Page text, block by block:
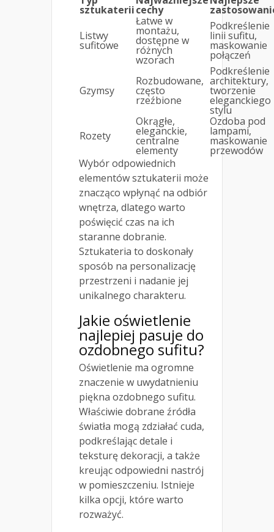
sztukateriicechy
Listwy
sufitowe
Łatwe w
montażu,
dostępne w
różnych
wzorach
Podkreślenie
linii sufitu,
maskowanie
połączeń
Gzymsy
Rozbudowane,
często
rzeźbione
Podkreślenie
architektury,
tworzenie
eleganckiego
stylu
Rozety
Okrągłe,
eleganckie,
centralne
elementy
Ozdoba pod
lampami,
maskowanie
przewodów
Wybór odpowiednich
elementów sztukaterii może
znacząco wpłynąć na odbiór
wnętrza, dlatego warto
poświęcić czas na ich
staranne dobranie.
Sztukateria to doskonały
sposób na personalizację
przestrzeni i nadanie jej
unikalnego charakteru.
Jakie oświetlenie
najlepiej pasuje do
ozdobnego sufitu?
Oświetlenie ma ogromne
znaczenie w uwydatnieniu
piękna ozdobnego sufitu.
Właściwie dobrane źródła
światła mogą zdziałać cuda,
podkreślając detale i
teksturę dekoracji, a także
kreując odpowiedni nastrój
w pomieszczeniu. Istnieje
kilka opcji, które warto
rozważyć.